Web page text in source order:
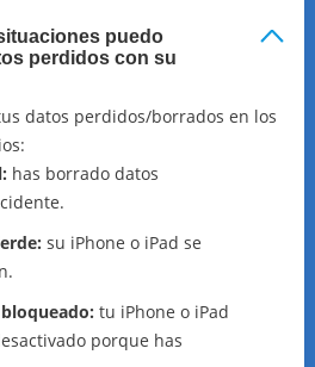
puedo
perdidos con su
datos perdidos/borrados en los
has borrado datos
su iPhone o iPad se
tu iPhone o iPad
porque has